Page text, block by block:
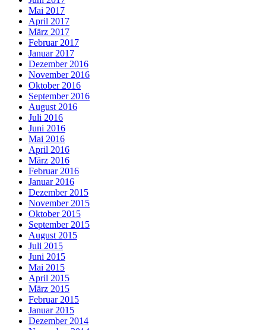
Mai 2017
April 2017
März 2017
Februar 2017
Januar 2017
Dezember 2016
November 2016
Oktober 2016
September 2016
August 2016
Juli 2016
Juni 2016
Mai 2016
April 2016
März 2016
Februar 2016
Januar 2016
Dezember 2015
November 2015
Oktober 2015
September 2015
August 2015
Juli 2015
Juni 2015
Mai 2015
April 2015
März 2015
Februar 2015
Januar 2015
Dezember 2014